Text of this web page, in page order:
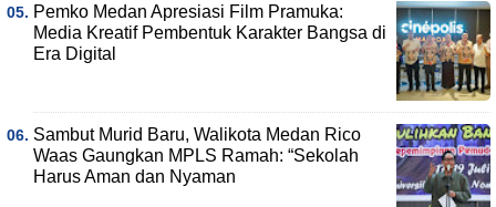
Pemko Medan Apresiasi Film Pramuka:
Media Kreatif Pembentuk Karakter Bangsa di
Era Digital
Sambut Murid Baru, Walikota Medan Rico
Waas Gaungkan MPLS Ramah: “Sekolah
Harus Aman dan Nyaman